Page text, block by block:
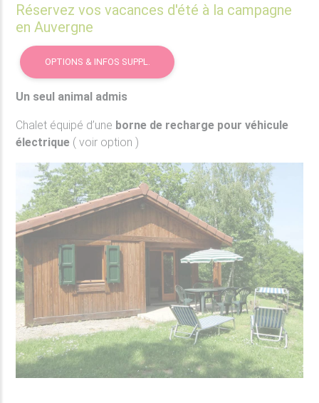
Réservez vos vacances d'été à la campagne
en Auvergne
OPTIONS & INFOS SUPPL.
Un seul animal admis
Chalet équipé d’une borne de recharge pour véhicule
électrique ( voir option )